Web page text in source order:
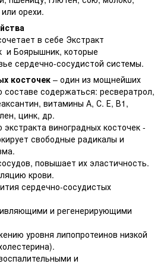
орехи.
в себе Экстракт
и Боярышник, которые
сердечно-сосудистой системы.
косточек – один из мощнейших
составе содержаться: ресвератрол,
витамины А, С. Е, В1,
цинк, др.
виноградных косточек -
свободные радикалы и
повышает их эластичность.
крови.
сердечно-сосудистых
и регенерирующими
уровня липопротеинов низкой
и